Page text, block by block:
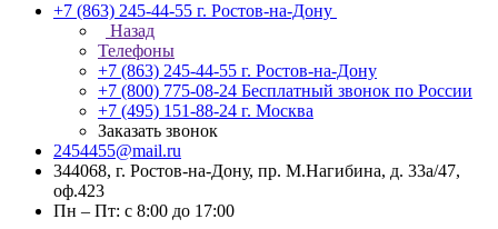
+7 (863) 245-44-55 г. Ростов-на-Дону
Назад
Телефоны
+7 (863) 245-44-55 г. Ростов-на-Дону
+7 (800) 775-08-24 Бесплатный звонок по России
+7 (495) 151-88-24 г. Москва
Заказать звонок
2454455@mail.ru
344068, г. Ростов-на-Дону, пр. М.Нагибина, д. 33а/47,
оф.423
Пн – Пт: с 8:00 до 17:00